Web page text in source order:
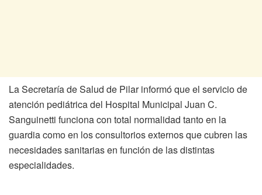
La Secretaría de Salud de Pilar informó que el servicio de
atención pediátrica del Hospital Municipal Juan C.
Sanguinetti funciona con total normalidad tanto en la
guardia como en los consultorios externos que cubren las
necesidades sanitarias en función de las distintas
especialidades.